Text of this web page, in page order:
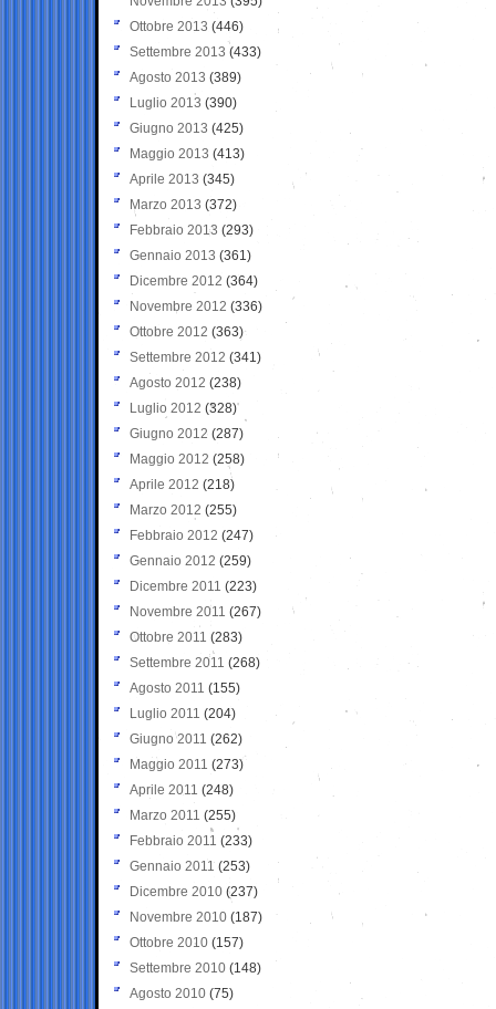
Ottobre 2013 (446)
Settembre 2013 (433)
Agosto 2013 (389)
Luglio 2013 (390)
Giugno 2013 (425)
Maggio 2013 (413)
Aprile 2013 (345)
Marzo 2013 (372)
Febbraio 2013 (293)
Gennaio 2013 (361)
Dicembre 2012 (364)
Novembre 2012 (336)
Ottobre 2012 (363)
Settembre 2012 (341)
Agosto 2012 (238)
Luglio 2012 (328)
Giugno 2012 (287)
Maggio 2012 (258)
Aprile 2012 (218)
Marzo 2012 (255)
Febbraio 2012 (247)
Gennaio 2012 (259)
Dicembre 2011 (223)
Novembre 2011 (267)
Ottobre 2011 (283)
Settembre 2011 (268)
Agosto 2011 (155)
Luglio 2011 (204)
Giugno 2011 (262)
Maggio 2011 (273)
Aprile 2011 (248)
Marzo 2011 (255)
Febbraio 2011 (233)
Gennaio 2011 (253)
Dicembre 2010 (237)
Novembre 2010 (187)
Ottobre 2010 (157)
Settembre 2010 (148)
Agosto 2010 (75)